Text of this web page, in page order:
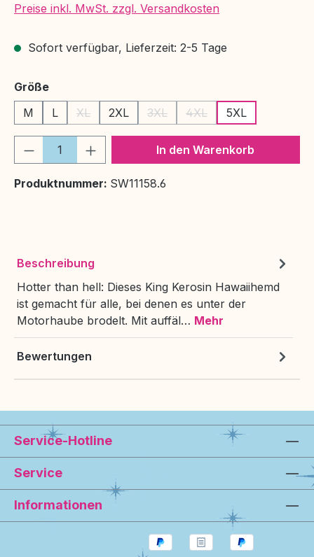
Preise inkl. MwSt. zzgl. Versandkosten
Sofort verfügbar, Lieferzeit: 2-5 Tage
Größeauswählen
M
L XL
(Diese Option ist zurzeit nicht verfügbar.)
2XL 3XL
(Diese Option ist zurzeit nicht
4XL
(Diese Option ist zurzeit
5XL
Produkt Anzahl: Gib denIn den Warenkorb
Produktnummer: SW11158.6
Beschreibung
Hotter than hell: Dieses King Kerosin Hawaiihemd
ist gemacht für alle, bei denen es unter der
Motorhaube brodelt. Mit auffäl… Mehr
Bewertungen
Service-Hotline
Service
Informationen